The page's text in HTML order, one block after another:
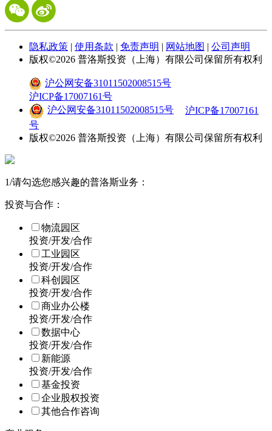
隐私政策 | 使用条款 | 免责声明 | 网站地图 | 公司声明
版权©2026 普洛斯投资（上海）有限公司保留所有权利
沪公网安备31011502008515号
沪ICP备17007161号
沪公网安备31011502008515号
沪ICP备17007161
号
版权©2026 普洛斯投资（上海）有限公司保留所有权利
1/请勾选您感兴趣的普洛斯业务：
投资与合作：
物流园区
投资/开发/合作
工业园区
投资/开发/合作
科创园区
投资/开发/合作
商业办公楼
投资/开发/合作
数据中心
投资/开发/合作
新能源
投资/开发/合作
基金投资
企业股权投资
其他合作咨询